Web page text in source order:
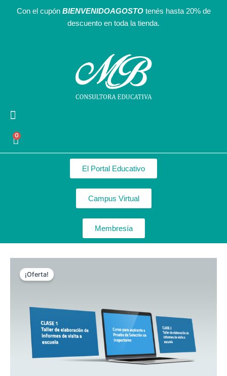
Con el cupón BIENVENIDOAGOSTO tenés hasta 20% de
descuento en toda la tienda.
0
Cart
El Portal Educativo
Campus Virtual
Membresía
¡Oferta!
$106,500.00.$98,000.00.